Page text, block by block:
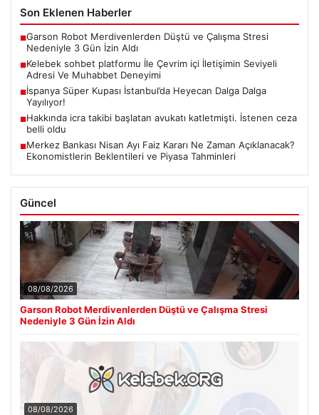
Son Eklenen Haberler
■Garson Robot Merdivenlerden Düştü ve Çalışma Stresi
Nedeniyle 3 Gün İzin Aldı
■Kelebek sohbet platformu İle Çevrim içi İletişimin Seviyeli
Adresi Ve Muhabbet Deneyimi
■İspanya Süper Kupası İstanbul’da Heyecan Dalga Dalga
Yayılıyor!
■Hakkında icra takibi başlatan avukatı katletmişti. İstenen ceza
belli oldu
■Merkez Bankası Nisan Ayı Faiz Kararı Ne Zaman Açıklanacak?
Ekonomistlerin Beklentileri ve Piyasa Tahminleri
Güncel
08/08/2026
Garson Robot Merdivenlerden Düştü ve Çalışma Stresi
Nedeniyle 3 Gün İzin Aldı
08/08/2026